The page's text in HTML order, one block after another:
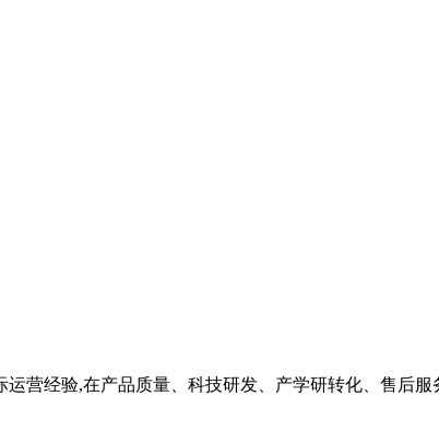
营经验,在产品质量、科技研发、产学研转化、售后